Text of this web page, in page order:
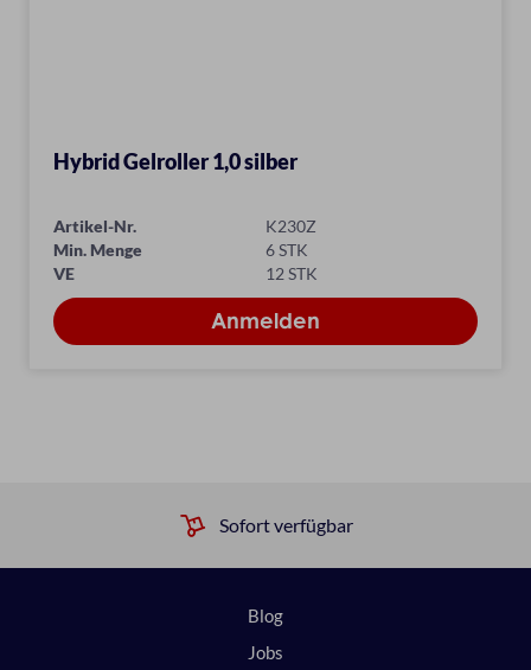
Hybrid Gelroller 1,0 silber
Artikel-Nr.
K230Z
Min. Menge
6 STK
VE
12 STK
Sofort verfügbar
Blog
Jobs